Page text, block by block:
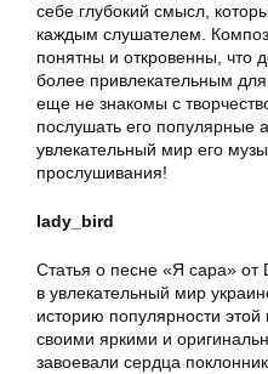
себе глубокий смысл,
каждым слушателем.
понятны и откровенны, что
более привлекательным
еще не знакомы с
послушать его популярные
увлекательный мир его
прослушивания!
lady_bird
Статья о песне «Я сара» от
в увлекательный мир
историю популярности этой
своими яркими и
завоевали сердца